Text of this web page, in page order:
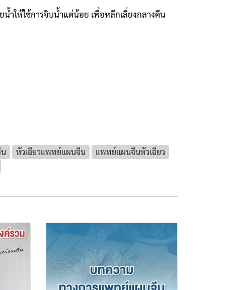
ำให้ใช้การจิบน้ำแต่น้อย เพื่อหลีกเลี่ยงกลางคืน
หัวเฉียวแพทย์แผนจีน
แพทย์แผนจีนหัวเฉียว